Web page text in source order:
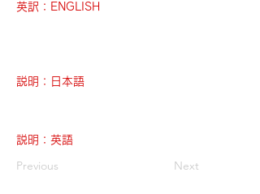
英訳：ENGLISH
説明：日本語
説明：英語
Previous Next